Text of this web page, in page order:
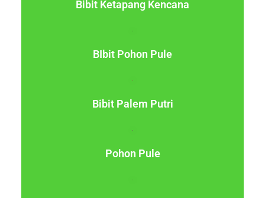
Bibit Ketapang Kencana
BIbit Pohon Pule
Bibit Palem Putri
Pohon Pule